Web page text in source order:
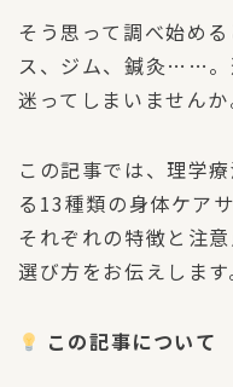
そう思って調べ始め
ス、ジム、鍼灸……。
迷ってしまいませんか
この記事では、理学
る13種類の身体ケア
それぞれの特徴と注
選び方をお伝えします
この記事について